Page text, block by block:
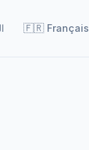
🇫🇷 Français